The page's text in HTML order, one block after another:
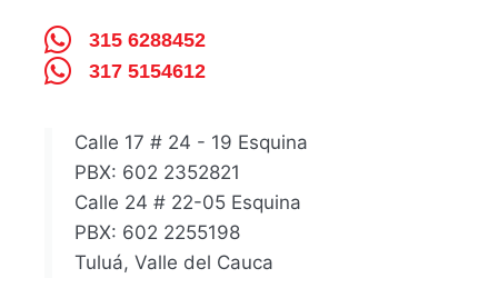
315 6288452
317 5154612
Calle 17 # 24 - 19 Esquina
PBX: 602 2352821
Calle 24 # 22-05 Esquina
PBX: 602 2255198
Tuluá, Valle del Cauca